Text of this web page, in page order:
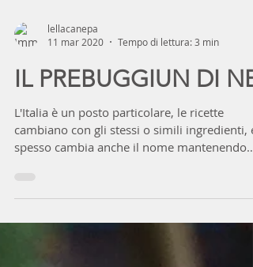
lellacanepa
11 mar 2020
Tempo di lettura: 3 min
IL PREBUGGIUN DI NE
spesso cambia anche il nome mantenendo